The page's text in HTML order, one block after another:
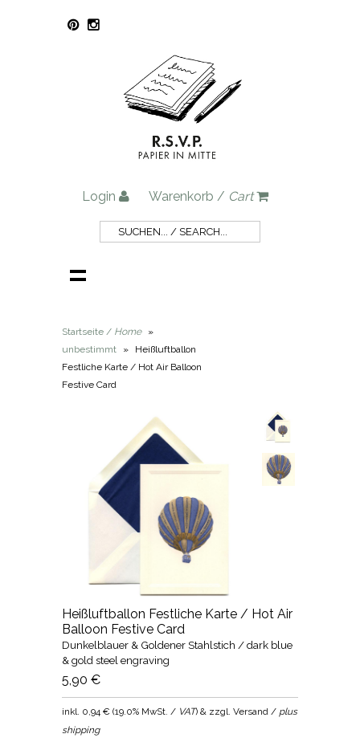
Login Warenkorb / Cart
Startseite / Home
»
unbestimmt
»
Heißluftballon
Festliche Karte / Hot Air Balloon
Festive Card
Heißluftballon Festliche Karte / Hot Air
Balloon Festive Card
Dunkelblauer & Goldener Stahlstich / dark blue
& gold steel engraving
5,90 €
inkl. 0,94 € (19.0% MwSt. / VAT) & zzgl. Versand / plus
shipping